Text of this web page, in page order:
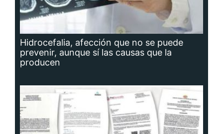
Hidrocefalia, afección que no se puede
prevenir, aunque sí las causas que la
producen